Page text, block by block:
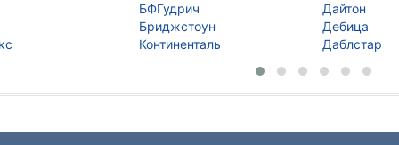
БФГудрич
Бриджстоун
Континенталь
Дайтон
Дебица
Даблстар